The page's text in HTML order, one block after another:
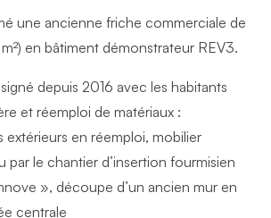
une ancienne friche commerciale de
en bâtiment démonstrateur REV3.
depuis 2016 avec les habitants
et réemploi de matériaux :
extérieurs en réemploi, mobilier
par le chantier d’insertion fourmisien
», découpe d’un ancien mur en
centrale